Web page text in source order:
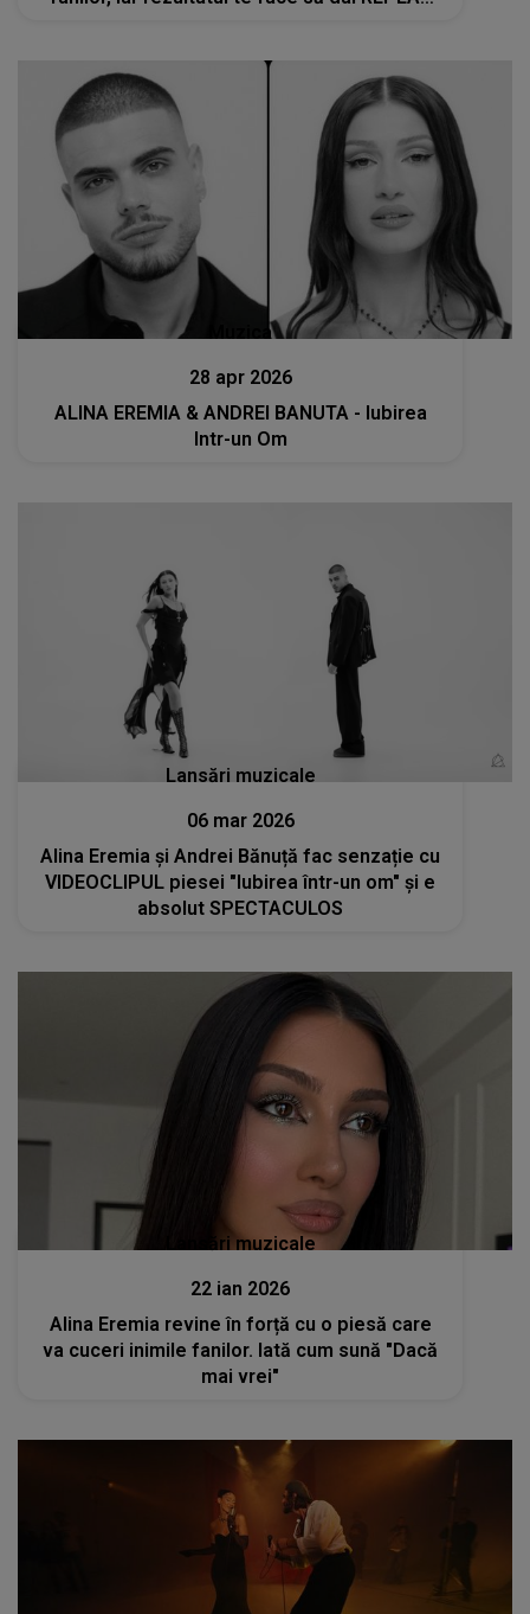
Muzica
28 apr 2026
ALINA EREMIA & ANDREI BANUTA - Iubirea
Intr-un Om
Lansări muzicale
06 mar 2026
Alina Eremia și Andrei Bănuță fac senzație cu
VIDEOCLIPUL piesei "Iubirea într-un om" și e
absolut SPECTACULOS
Lansări muzicale
22 ian 2026
Alina Eremia revine în forță cu o piesă care
va cuceri inimile fanilor. Iată cum sună "Dacă
mai vrei"